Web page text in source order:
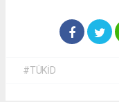
#TÜKİD